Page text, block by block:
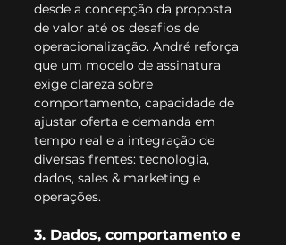
desde a concepção da proposta
de valor até os desafios de
operacionalização. André reforça
que um modelo de assinatura
exige clareza sobre
comportamento, capacidade de
ajustar oferta e demanda em
tempo real e a integração de
diversas frentes: tecnologia,
dados, sales & marketing e
operações.
3. Dados, comportamento e